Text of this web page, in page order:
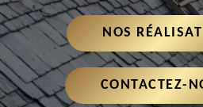
NOS
CONTACTEZ-